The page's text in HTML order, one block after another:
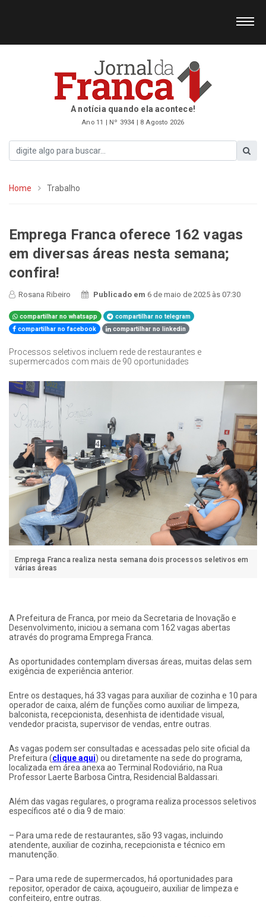
A notícia quando ela acontece!
Ano 11 | Nº 3934 | 8 Agosto 2026
Home Trabalho
Emprega Franca oferece 162 vagas
em diversas áreas nesta semana;
confira!
Rosana Ribeiro Publicado em6 de maio de 2025 às 07:30
compartilhar no whatsapp
compartilhar no telegram
compartilhar no facebook
compartilhar no linkedin
Processos seletivos incluem rede de restaurantes e
supermercados com mais de 90 oportunidades
Emprega Franca realiza nesta semana dois processos seletivos em
várias áreas
A Prefeitura de Franca, por meio da Secretaria de Inovação e
Desenvolvimento, iniciou a semana com 162 vagas abertas
através do programa Emprega Franca.
As oportunidades contemplam diversas áreas, muitas delas sem
exigência de experiência anterior.
Entre os destaques, há 33 vagas para auxiliar de cozinha e 10 para
operador de caixa, além de funções como auxiliar de limpeza,
balconista, recepcionista, desenhista de identidade visual,
vendedor pracista, supervisor de vendas, entre outras.
As vagas podem ser consultadas e acessadas pelo site oficial da
Prefeitura (clique aqui) ou diretamente na sede do programa,
localizada em área anexa ao Terminal Rodoviário, na Rua
Professor Laerte Barbosa Cintra, Residencial Baldassari.
Além das vagas regulares, o programa realiza processos seletivos
específicos até o dia 9 de maio:
– Para uma rede de restaurantes, são 93 vagas, incluindo
atendente, auxiliar de cozinha, recepcionista e técnico em
manutenção.
– Para uma rede de supermercados, há oportunidades para
repositor, operador de caixa, açougueiro, auxiliar de limpeza e
confeiteiro, entre outras.